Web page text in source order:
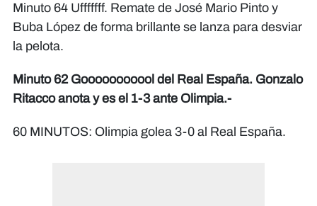
Minuto 64 Ufffffff. Remate de José Mario Pinto y
Buba López de forma brillante se lanza para desviar
la pelota.
Minuto 62 Gooooooooool del Real España. Gonzalo
Ritacco anota y es el 1-3 ante Olimpia.-​​​​​​
60 MINUTOS: Olimpia golea 3-0 al Real España.